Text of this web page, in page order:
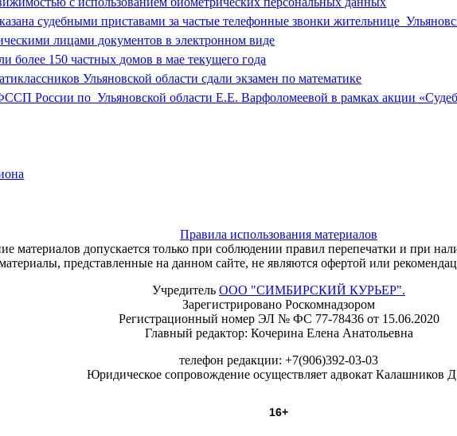
судебными приставами за частые телефонные звонки жительнице
лицами документов в электронном виде
более 150 частных домов в мае текущего года
Ульяновской области сдали экзамен по математике
России по Ульяновской области Е.Е. Варфоломеевой в рамках акции
Правила использования материалов
материалов допускается только при соблюдении правил перепечатки и при
представленные на данном сайте, не являются офертой или
Учредитель ООО "СИМБИРСКИЙ КУРЬЕР".
Зарегистрировано Роскомнадзором
Регистрационный номер ЭЛ № ФС 77-78436 от 15.06.2020
Главный редактор: Кочерина Елена Анатольевна
телефон редакции: +7(906)392-03-03
Юридическое сопровождение осуществляет адвокат Калашников
16+